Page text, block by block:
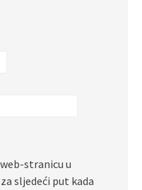
stranicu u
sljedeći put kada